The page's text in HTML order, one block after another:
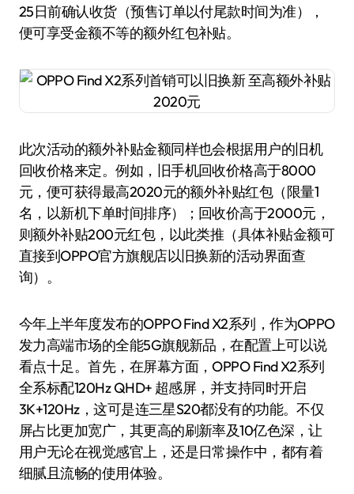
25日前确认收货（预售订单以付尾款时间为准），
便可享受金额不等的额外红包补贴。
此次活动的额外补贴金额同样也会根据用户的旧机
回收价格来定。例如，旧手机回收价格高于8000
元，便可获得最高2020元的额外补贴红包（限量1
名，以新机下单时间排序）；回收价高于2000元，
则额外补贴200元红包，以此类推（具体补贴金额可
直接到OPPO官方旗舰店以旧换新的活动界面查
询）。
今年上半年度发布的OPPO Find X2系列，作为OPPO
发力高端市场的全能5G旗舰新品，在配置上可以说
看点十足。首先，在屏幕方面，OPPO Find X2系列
全系标配120Hz QHD+ 超感屏，并支持同时开启
3K+120Hz，这可是连三星S20都没有的功能。不仅
屏占比更加宽广，其更高的刷新率及10亿色深，让
用户无论在视觉感官上，还是日常操作中，都有着
细腻且流畅的使用体验。